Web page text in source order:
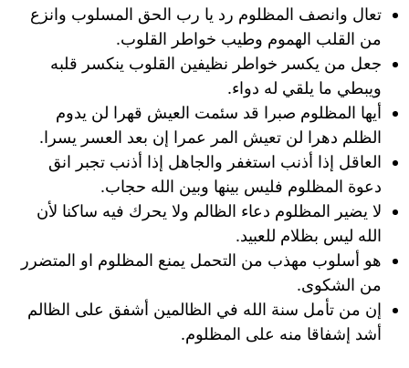
تعال وانصف المظلوم رد يا رب الحق المسلوب وانزع
من القلب الهموم وطيب خواطر القلوب.
جعل من يكسر خواطر نظيفين القلوب ينكسر قلبه
ويبطي ما يلقي له دواء.
أيها المظلوم صبرا قد سئمت العيش قهرا لن يدوم
الظلم دهرا لن تعيش المر عمرا إن بعد العسر يسرا.
العاقل إذا أذنب استغفر والجاهل إذا أذنب تجبر انق
دعوة المظلوم فليس بينها وبين الله حجاب.
لا يضير المظلوم دعاء الظالم ولا يحرك فيه ساكنا لأن
الله ليس بظلام للعبيد.
هو أسلوب مهذب من التحمل يمنع المظلوم او المتضرر
من الشكوى.
إن من تأمل سنة الله في الظالمين أشفق على الظالم
أشد إشفاقا منه على المظلوم.